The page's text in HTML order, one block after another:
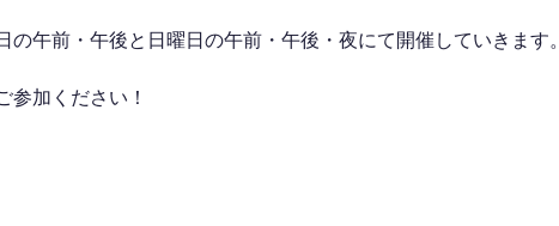
午前・午後と日曜日の午前・午後・夜にて開催していきます。
参加ください！